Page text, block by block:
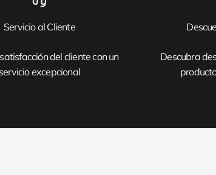
Servicio al Cliente
del cliente con un
excepcional
Descubra